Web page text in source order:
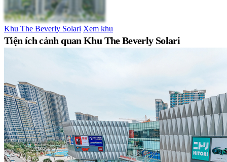
Khu The Beverly Solari Xem khu
Tiện ích cảnh quan Khu The Beverly Solari